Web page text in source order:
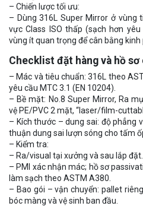
– Chiến lược tối ưu:
– Dùng 316L Super Mirror ở vùng
vực Class ISO thấp (sạch hơn
vùng ít quan trọng để cân bằng kinh
Checklist đặt hàng và hồ
– Mác và tiêu chuẩn: 316L theo
yêu cầu MTC 3.1 (EN 10204).
– Bề mặt: No.8 Super Mirror, Ra
vệ PE/PVC 2 mặt, “laser/film-
– Kích thước – dung sai: độ phẳng
thuận dung sai lượn sóng cho tấm
– Kiểm tra:
– Ra/visual tại xưởng và sau lắp đặt.
– PMI xác nhận mác; hồ sơ
làm sạch theo ASTM A380.
– Bao gói – vận chuyển: pallet
bóc màng và vệ sinh ban đầu.